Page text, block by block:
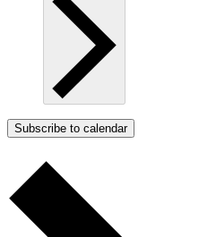
Subscribe to calendar